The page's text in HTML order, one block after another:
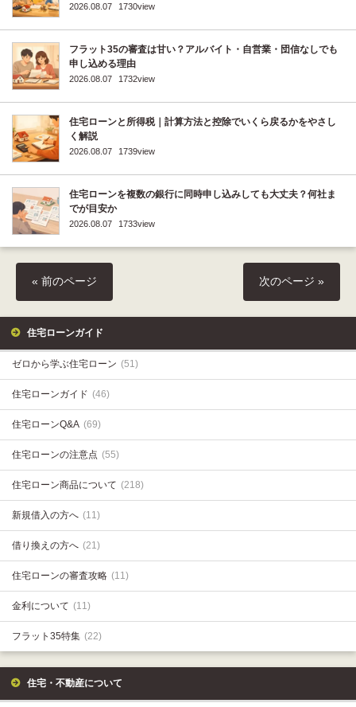
2026.08.07 1730view
フラット35の審査は甘い？アルバイト・自営業・団信なしでも
申し込める理由
2026.08.07 1732view
住宅ローンと所得税｜計算方法と控除でいくら戻るかをやさし
く解説
2026.08.07 1739view
住宅ローンを複数の銀行に同時申し込みしても大丈夫？何社ま
でが目安か
2026.08.07 1733view
« 前のページ 次のページ »
住宅ローンガイド
ゼロから学ぶ住宅ローン (51)
住宅ローンガイド (46)
住宅ローンQ&A (69)
住宅ローンの注意点 (55)
住宅ローン商品について (218)
新規借入の方へ (11)
借り換えの方へ (21)
住宅ローンの審査攻略 (11)
金利について (11)
フラット35特集 (22)
住宅・不動産について